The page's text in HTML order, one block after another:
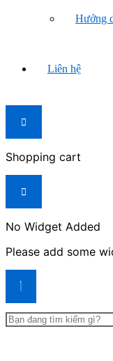
Hướng
Liên hệ
Shopping cart
No Widget Added
Please add some